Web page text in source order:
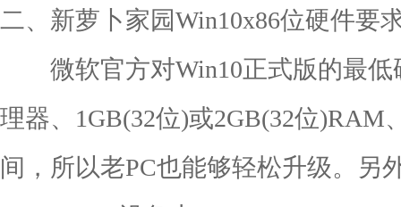
二、新萝卜家园Win10x86位硬件要
微软官方对Win10正式版的最低
理器、1GB(32位)或2GB(32位)RAM
间，所以老PC也能够轻松升级。另